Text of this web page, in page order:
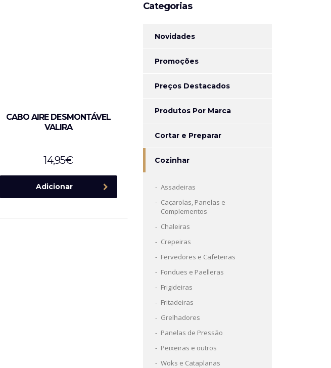
CABO AIRE DESMONTÁVEL
VALIRA
14,95€
Adicionar
Categorias
Novidades
Promoções
Preços Destacados
Produtos Por Marca
Cortar e Preparar
Cozinhar
Assadeiras
Caçarolas, Panelas e
Complementos
Chaleiras
Crepeiras
Fervedores e Cafeteiras
Fondues e Paelleras
Frigideiras
Fritadeiras
Grelhadores
Panelas de Pressão
Peixeiras e outros
Woks e Cataplanas